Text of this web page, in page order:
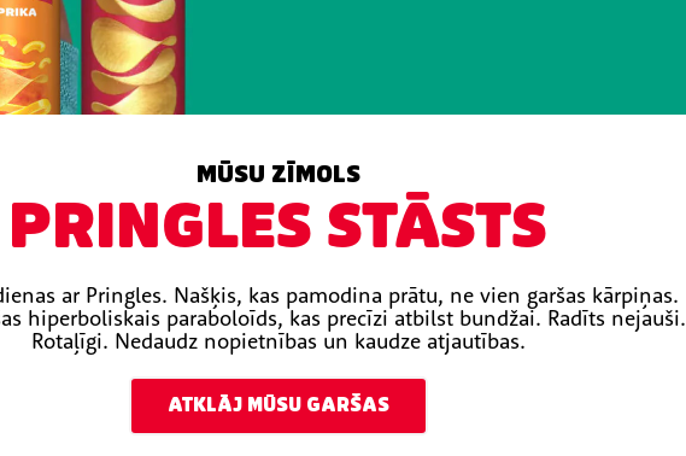
MŪSU ZĪMOLS
PRINGLES STĀSTS
ar Pringles. Našķis, kas pamodina prātu, ne vien garšas kārpiņas.
hiperboliskais paraboloīds, kas precīzi atbilst bundžai. Radīts nejauši.
Rotaļīgi. Nedaudz nopietnības un kaudze atjautības.
ATKLĀJ MŪSU GARŠAS